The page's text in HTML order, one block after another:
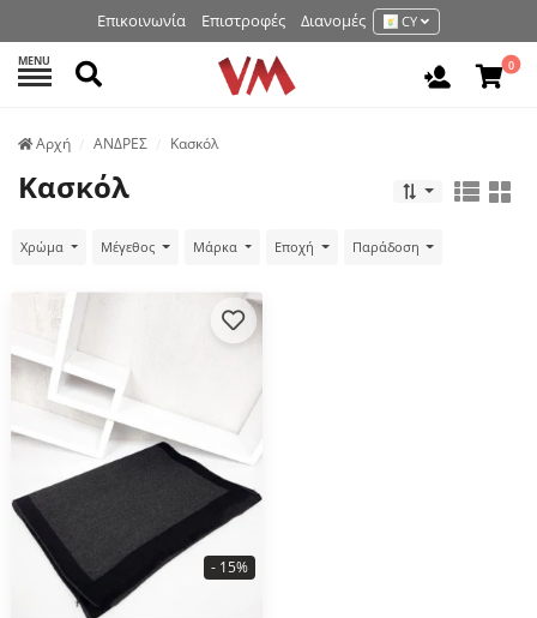
Επικοινωνία Επιστροφές Διανομές CY
MENU Αναζήτηση 0
Аρχή ΑΝΔΡΕΣ Κασκόλ
Κασκόλ
Χρώμα Μέγεθος Μάρκα Εποχή Παράδοση
- 15%